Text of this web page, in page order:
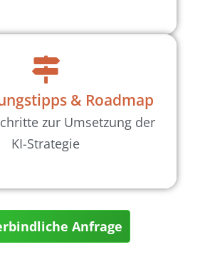
& Roadmap
zur Umsetzung der
KI-Strategie
Anfrage